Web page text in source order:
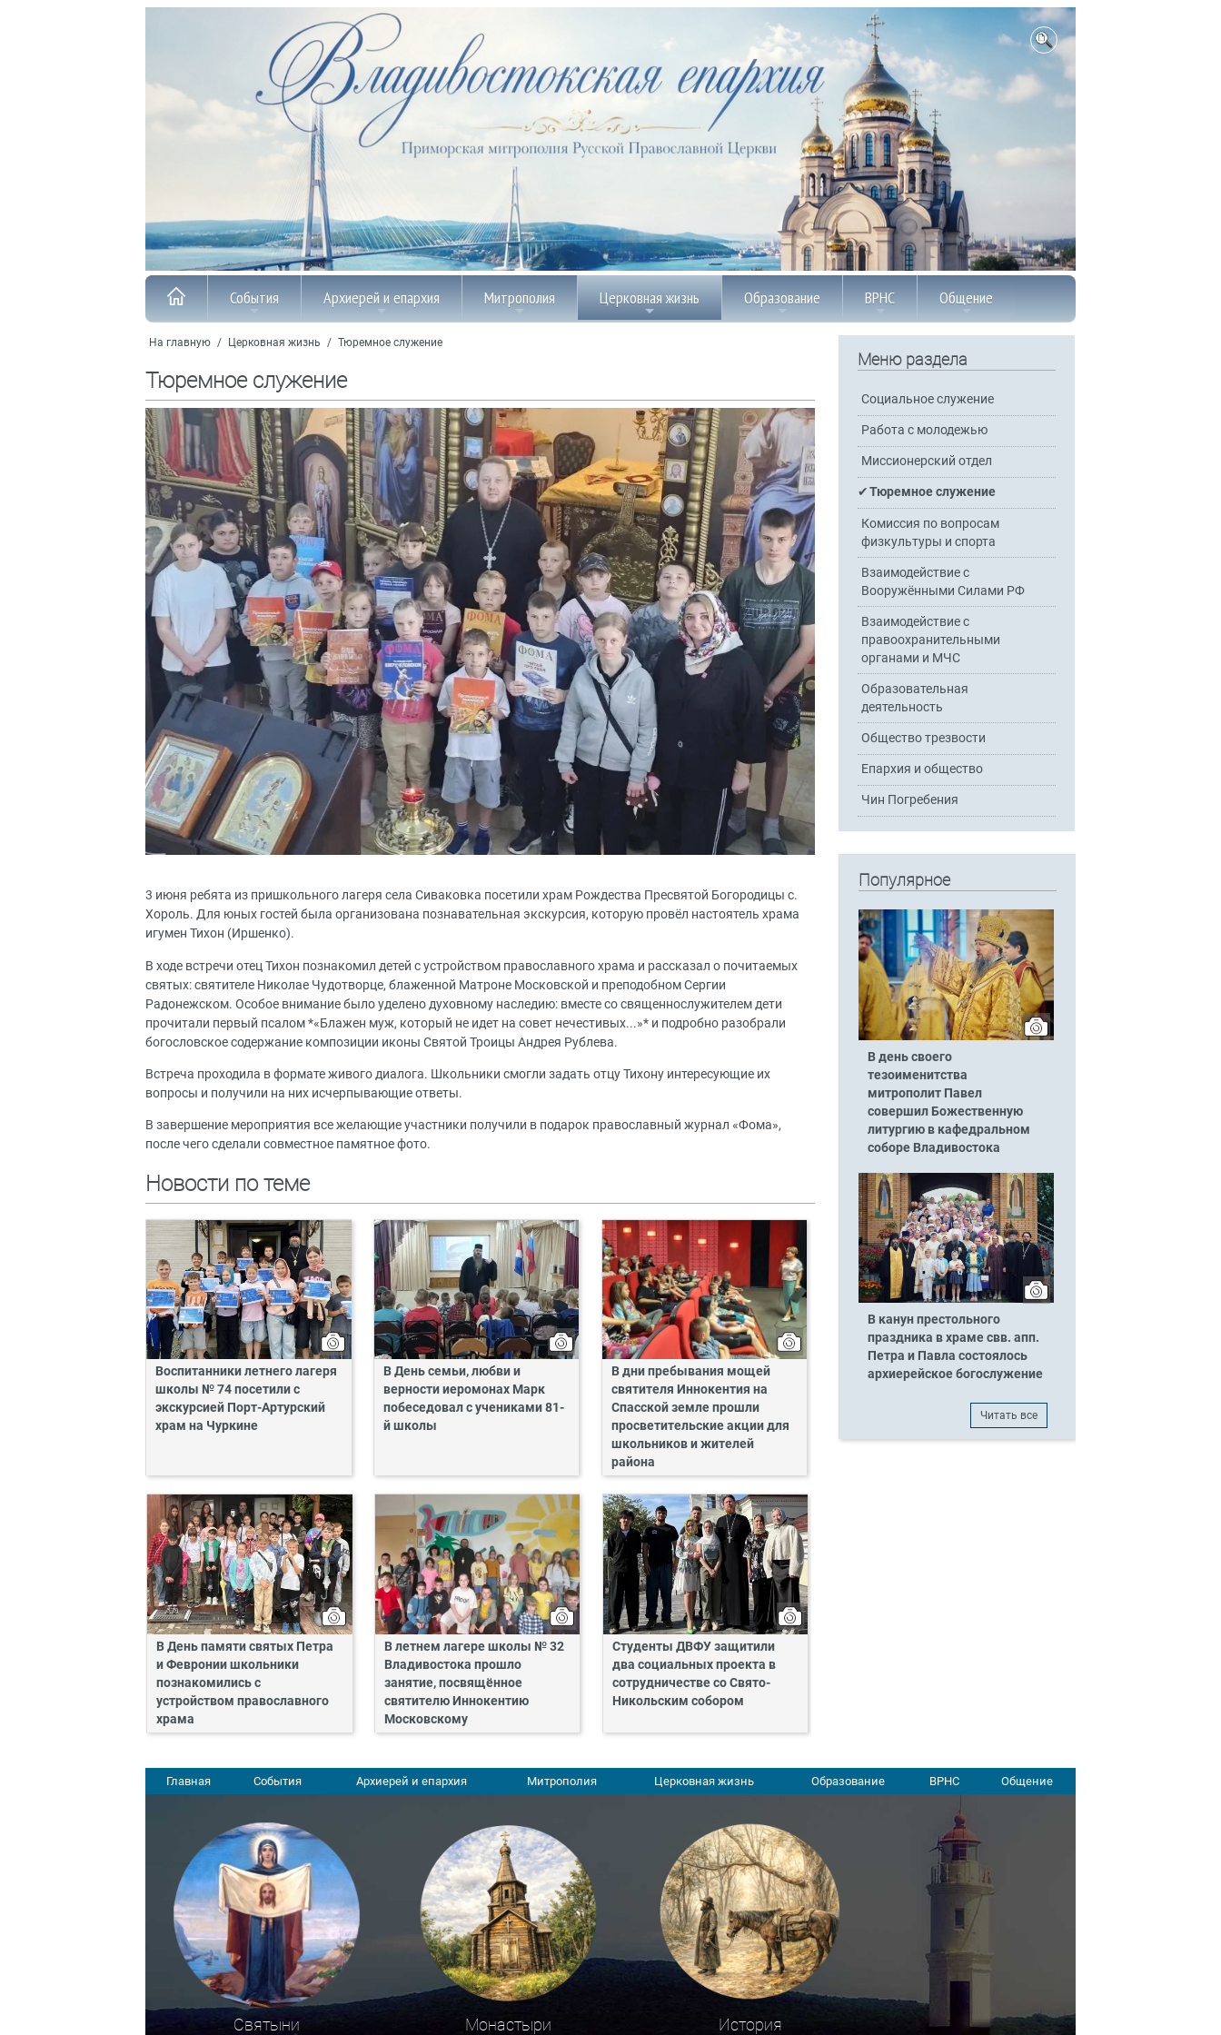
События Архиерей и епархия Митрополия Церковная жизнь Образование ВРНС Общение
На главную / Церковная жизнь / Тюремное служение
Тюремное служение
3 июня ребята из пришкольного лагеря села Сиваковка посетили храм Рождества Пресвятой Богородицы с.
Хороль. Для юных гостей была организована познавательная экскурсия, которую провёл настоятель храма
игумен Тихон (Иршенко).
В ходе встречи отец Тихон познакомил детей с устройством православного храма и рассказал о почитаемых
святых: святителе Николае Чудотворце, блаженной Матроне Московской и преподобном Сергии
Радонежском. Особое внимание было уделено духовному наследию: вместе со священнослужителем дети
прочитали первый псалом *«Блажен муж, который не идет на совет нечестивых...»* и подробно разобрали
богословское содержание композиции иконы Святой Троицы Андрея Рублева.
Встреча проходила в формате живого диалога. Школьники смогли задать отцу Тихону интересующие их
вопросы и получили на них исчерпывающие ответы.
В завершение мероприятия все желающие участники получили в подарок православный журнал «Фома»,
после чего сделали совместное памятное фото.
Новости по теме
Воспитанники летнего лагеря
школы № 74 посетили с
экскурсией Порт-Артурский
храм на Чуркине
В День семьи, любви и
верности иеромонах Марк
побеседовал с учениками 81-
й школы
В дни пребывания мощей
святителя Иннокентия на
Спасской земле прошли
просветительские акции для
школьников и жителей
района
В День памяти святых Петра
и Февронии школьники
познакомились с
устройством православного
храма
В летнем лагере школы № 32
Владивостока прошло
занятие, посвящённое
святителю Иннокентию
Московскому
Студенты ДВФУ защитили
два социальных проекта в
сотрудничестве со Свято-
Никольским собором
Меню раздела
Социальное служение
Работа с молодежью
Миссионерский отдел
Тюремное служение
Комиссия по вопросам
физкультуры и спорта
Взаимодействие с
Вооружёнными Силами РФ
Взаимодействие с
правоохранительными
органами и МЧС
Образовательная
деятельность
Общество трезвости
Епархия и общество
Чин Погребения
Популярное
В день своего
тезоименитства
митрополит Павел
совершил Божественную
литургию в кафедральном
соборе Владивостока
В канун престольного
праздника в храме свв. апп.
Петра и Павла состоялось
архиерейское богослужение
Читать все
Главная События Архиерей и епархия Митрополия Церковная жизнь Образование ВРНС Общение
Святыни Монастыри История